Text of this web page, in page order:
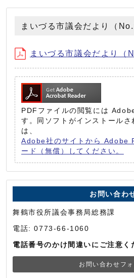
まいづる市議会だより（
まいづる市議会だより（
PDFファイルの閲覧には
す。同ソフトがインストールさ
は、
Adobe社のサイトから Adobe
ード（無償）してください。
お問い合わ
舞鶴市役所議会事務局総務課
電話: 0773-66-1060
電話番号のかけ間違いにご注意く
お問い合わせフォ